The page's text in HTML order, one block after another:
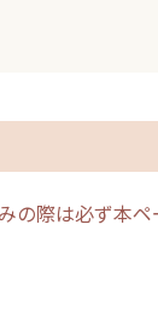
の際は必ず本